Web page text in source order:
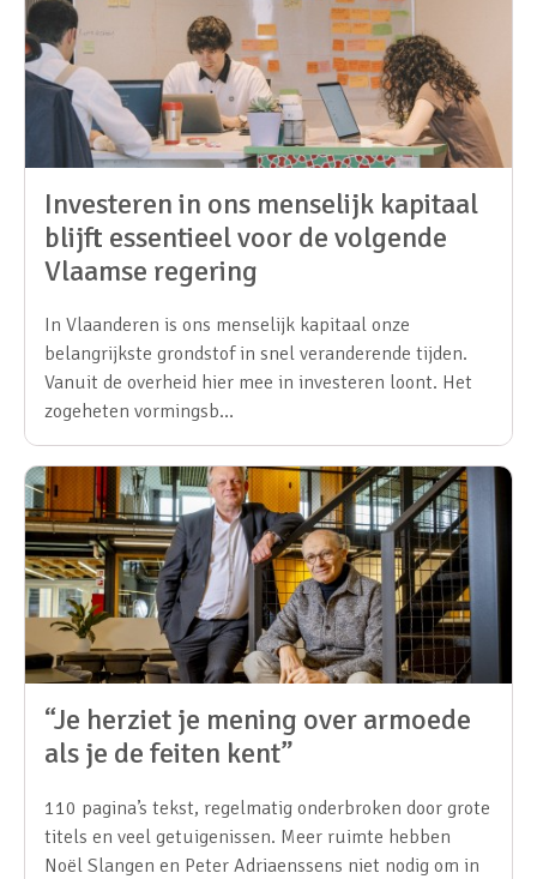
Investeren in ons menselijk kapitaal
blijft essentieel voor de volgende
Vlaamse regering
In Vlaanderen is ons menselijk kapitaal onze
belangrijkste grondstof in snel veranderende tijden.
Vanuit de overheid hier mee in investeren loont. Het
zogeheten vormingsb…
“Je herziet je mening over armoede
als je de feiten kent”
110 pagina’s tekst, regelmatig onderbroken door grote
titels en veel getuigenissen. Meer ruimte hebben
Noël Slangen en Peter Adriaenssens niet nodig om in